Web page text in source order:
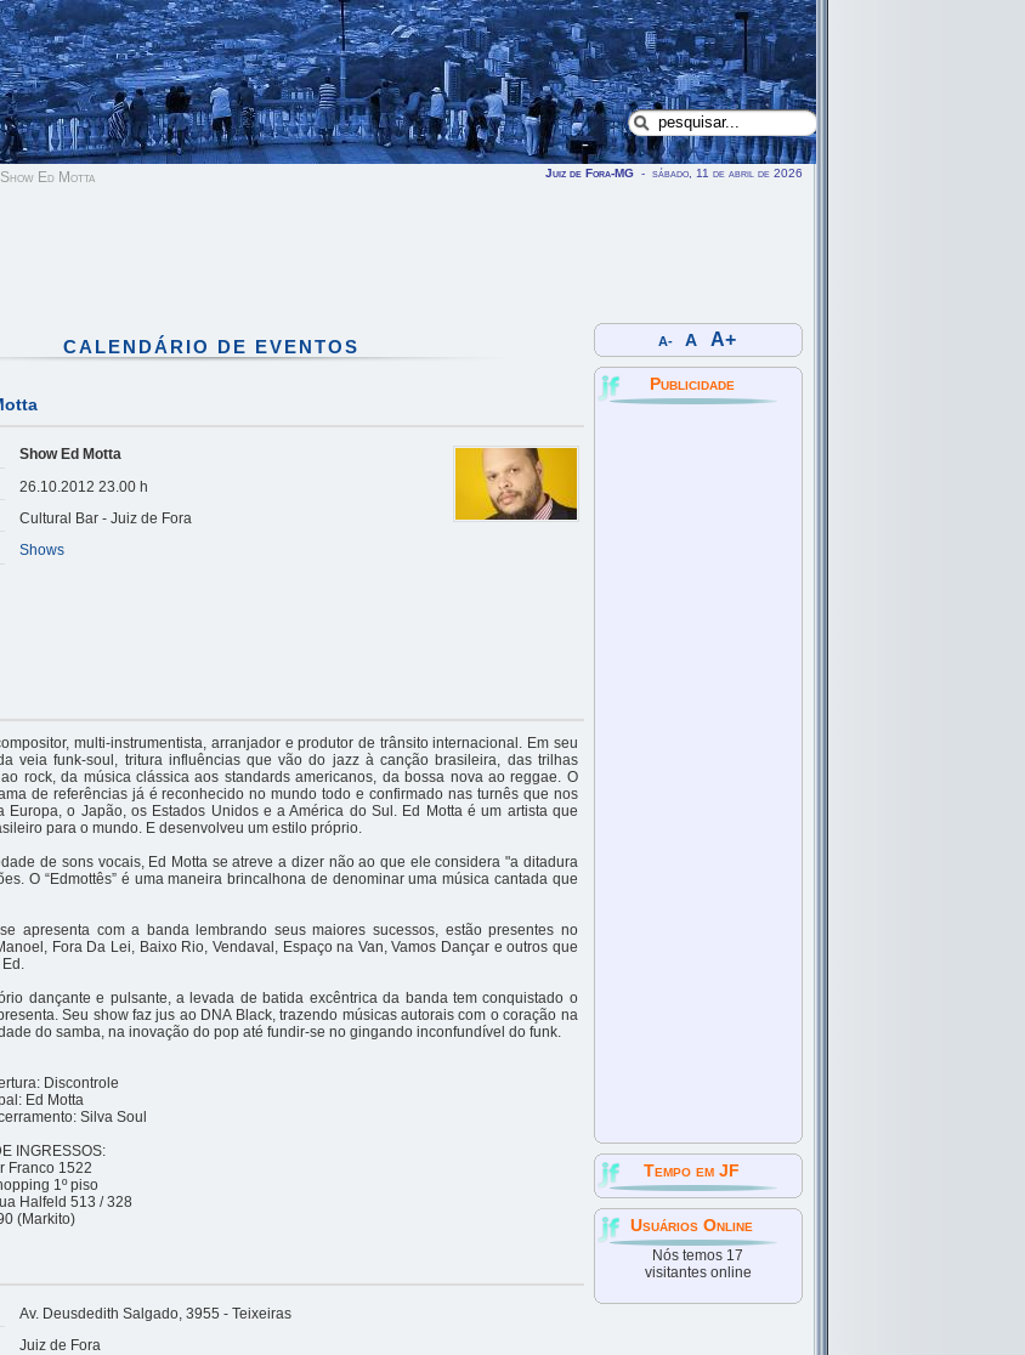
Ed Motta Juiz de Fora-MG - sábado, 11 de abril de 2026
CALENDÁRIO DE EVENTOS
Show Ed Motta
26.10.2012 23.00 h
Cultural Bar - Juiz de Fora
Shows
multi-instrumentista, arranjador e produtor de trânsito internacional. Em seu
veia funk-soul, tritura influências que vão do jazz à canção brasileira, das trilhas
rock, da música clássica aos standards americanos, da bossa nova ao reggae. O
de referências já é reconhecido no mundo todo e confirmado nas turnês que nos
Europa, o Japão, os Estados Unidos e a América do Sul. Ed Motta é um artista que
para o mundo. E desenvolveu um estilo próprio.
de sons vocais, Ed Motta se atreve a dizer não ao que ele considera "a ditadura
O “Edmottês” é uma maneira brincalhona de denominar uma música cantada que
apresenta com a banda lembrando seus maiores sucessos, estão presentes no
Fora Da Lei, Baixo Rio, Vendaval, Espaço na Van, Vamos Dançar e outros que
dançante e pulsante, a levada de batida excêntrica da banda tem conquistado o
Seu show faz jus ao DNA Black, trazendo músicas autorais com o coração na
do samba, na inovação do pop até fundir-se no gingando inconfundível do funk.
Discontrole
Ed Motta
Silva Soul
INGRESSOS:
Franco 1522
1º piso
Halfeld 513 / 328
(Markito)
Av. Deusdedith Salgado, 3955 - Teixeiras
Juiz de Fora
A- A A+
Publicidade
Tempo em JF
Usuários Online
Nós temos 17
visitantes online